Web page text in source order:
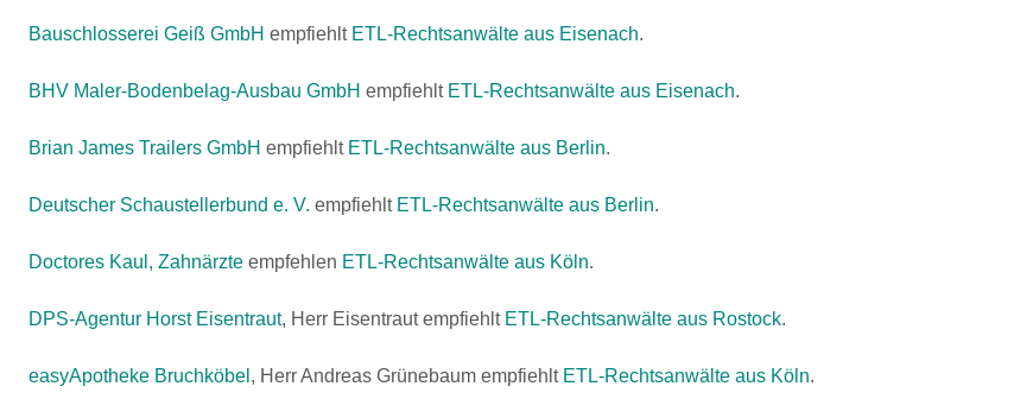
Bauschlosserei Geiß GmbH empfiehlt ETL-Rechtsanwälte aus Eisenach.
BHV Maler-Bodenbelag-Ausbau GmbH empfiehlt ETL-Rechtsanwälte aus Eisenach.
Brian James Trailers GmbH empfiehlt ETL-Rechtsanwälte aus Berlin.
Deutscher Schaustellerbund e. V. empfiehlt ETL-Rechtsanwälte aus Berlin.
Doctores Kaul, Zahnärzte empfehlen ETL-Rechtsanwälte aus Köln.
DPS-Agentur Horst Eisentraut, Herr Eisentraut empfiehlt ETL-Rechtsanwälte aus Rostock.
easyApotheke Bruchköbel , Herr Andreas Grünebaum empfiehlt ETL-Rechtsanwälte aus Köln.